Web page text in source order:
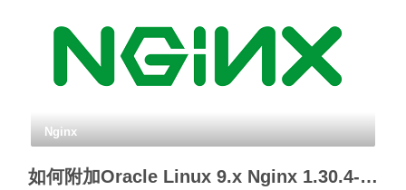
Nginx
如何附加Oracle Linux 9.x Nginx 1.30.4- Cookie标签模块？